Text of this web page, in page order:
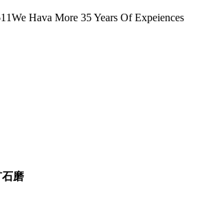
We Hava More 35 Years Of Expeiences
磨